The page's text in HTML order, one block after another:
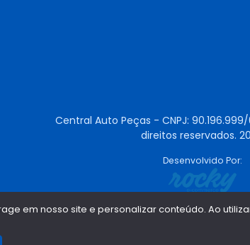
Central Auto Peças - CNPJ:
direitos reservados.
Desenvolvido Por:
em nosso site e personalizar conteúdo. Ao